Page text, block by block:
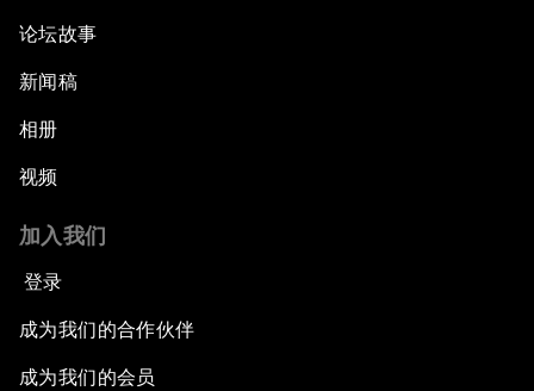
论坛故事
新闻稿
相册
视频
加入我们
登录
成为我们的合作伙伴
成为我们的会员